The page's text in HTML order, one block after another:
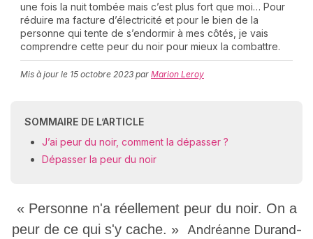
une fois la nuit tombée mais c’est plus fort que moi… Pour
réduire ma facture d’électricité et pour le bien de la
personne qui tente de s’endormir à mes côtés, je vais
comprendre cette peur du noir pour mieux la combattre.
Mis à jour le 15 octobre 2023 par Marion Leroy
SOMMAIRE DE L’ARTICLE
J’ai peur du noir, comment la dépasser ?
Dépasser la peur du noir
« Personne n'a réellement peur du noir. On a
peur de ce qui s'y cache. » Andréanne Durand-